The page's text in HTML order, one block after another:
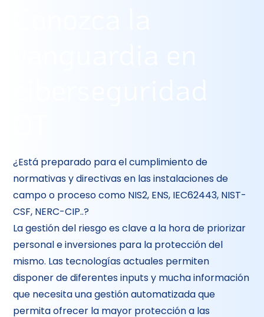
¿Está preparado para el cumplimiento de
normativas y directivas en las instalaciones de
campo o proceso como NIS2, ENS, IEC62443, NIST-
CSF, NERC-CIP..?
La gestión del riesgo es clave a la hora de priorizar
personal e inversiones para la protección del
mismo. Las tecnologías actuales permiten
disponer de diferentes inputs y mucha información
que necesita una gestión automatizada que
permita ofrecer la mayor protección a las